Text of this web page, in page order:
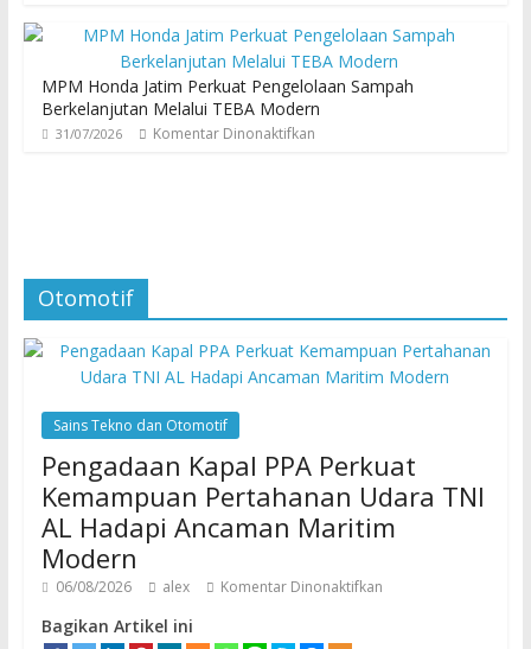
MPM Honda Jatim Perkuat Pengelolaan Sampah
Berkelanjutan Melalui TEBA Modern
31/07/2026 Komentar Dinonaktifkan
Otomotif
Sains Tekno dan Otomotif
Pengadaan Kapal PPA Perkuat
Kemampuan Pertahanan Udara TNI
AL Hadapi Ancaman Maritim
Modern
06/08/2026 alex Komentar Dinonaktifkan
Bagikan Artikel ini